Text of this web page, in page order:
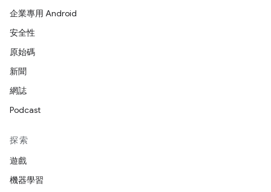
企業專用 Android
安全性
原始碼
新聞
網誌
Podcast
探索
遊戲
機器學習